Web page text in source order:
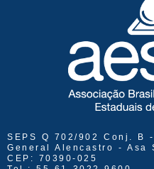
SEPS Q 702/902 Conj. B
General Alencastro - Asa
CEP: 70390-025